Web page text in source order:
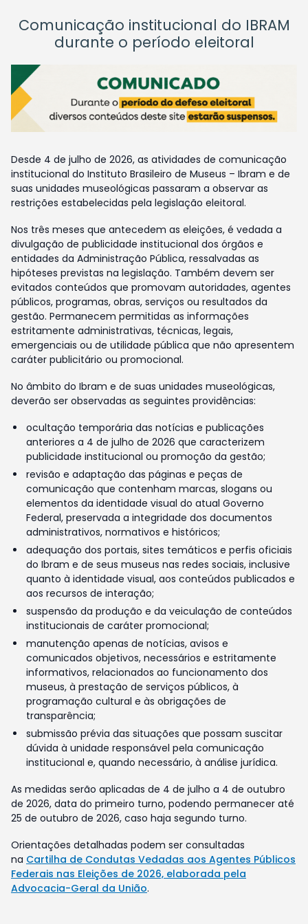
Comunicação institucional do IBRAM
durante o período eleitoral
Desde 4 de julho de 2026, as atividades de comunicação
institucional do Instituto Brasileiro de Museus – Ibram e de
suas unidades museológicas passaram a observar as
restrições estabelecidas pela legislação eleitoral.
Nos três meses que antecedem as eleições, é vedada a
divulgação de publicidade institucional dos órgãos e
entidades da Administração Pública, ressalvadas as
hipóteses previstas na legislação. Também devem ser
evitados conteúdos que promovam autoridades, agentes
públicos, programas, obras, serviços ou resultados da
gestão. Permanecem permitidas as informações
estritamente administrativas, técnicas, legais,
emergenciais ou de utilidade pública que não apresentem
caráter publicitário ou promocional.
No âmbito do Ibram e de suas unidades museológicas,
deverão ser observadas as seguintes providências:
ocultação temporária das notícias e publicações
anteriores a 4 de julho de 2026 que caracterizem
publicidade institucional ou promoção da gestão;
revisão e adaptação das páginas e peças de
comunicação que contenham marcas, slogans ou
elementos da identidade visual do atual Governo
Federal, preservada a integridade dos documentos
administrativos, normativos e históricos;
adequação dos portais, sites temáticos e perfis oficiais
do Ibram e de seus museus nas redes sociais, inclusive
quanto à identidade visual, aos conteúdos publicados e
aos recursos de interação;
suspensão da produção e da veiculação de conteúdos
institucionais de caráter promocional;
manutenção apenas de notícias, avisos e
comunicados objetivos, necessários e estritamente
informativos, relacionados ao funcionamento dos
museus, à prestação de serviços públicos, à
programação cultural e às obrigações de
transparência;
submissão prévia das situações que possam suscitar
dúvida à unidade responsável pela comunicação
institucional e, quando necessário, à análise jurídica.
As medidas serão aplicadas de 4 de julho a 4 de outubro
de 2026, data do primeiro turno, podendo permanecer até
25 de outubro de 2026, caso haja segundo turno.
Orientações detalhadas podem ser consultadas
na Cartilha de Condutas Vedadas aos Agentes Públicos
Federais nas Eleições de 2026, elaborada pela
Advocacia-Geral da União.